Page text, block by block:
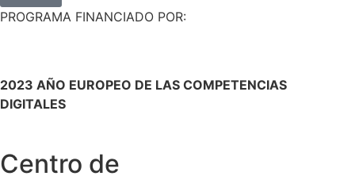
PROGRAMA FINANCIADO POR:
2023 AÑO EUROPEO DE LAS COMPETENCIAS
DIGITALES
Centro de